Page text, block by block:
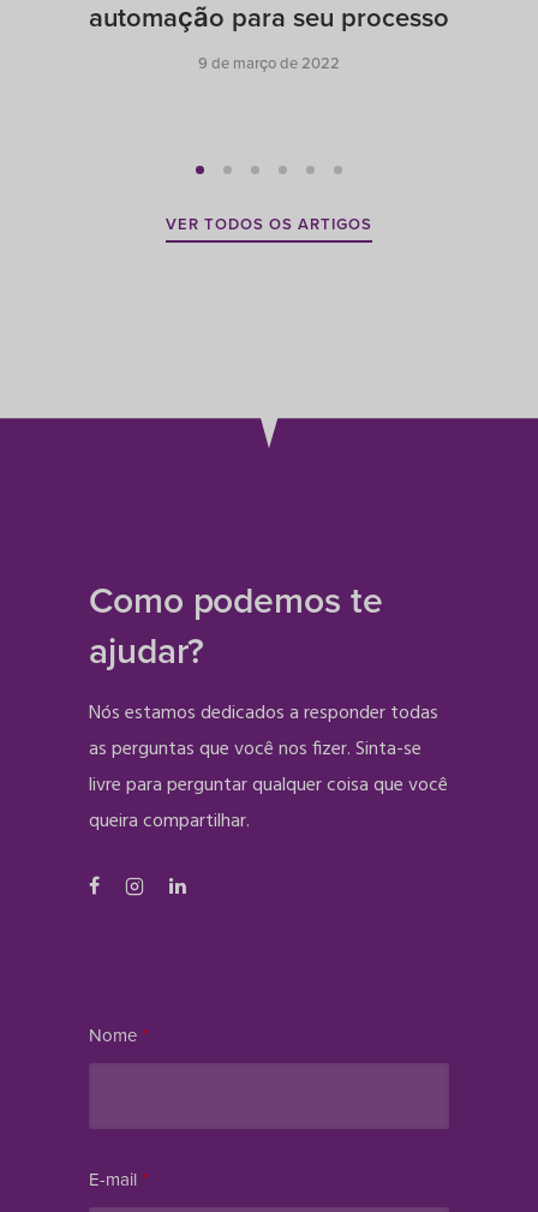
automação para seu processo
9 de março de 2022
VER TODOS OS ARTIGOS
Como podemos te
ajudar?
Nós estamos dedicados a responder todas
as perguntas que você nos fizer. Sinta-se
livre para perguntar qualquer coisa que você
queira compartilhar.
Nome *
E-mail *